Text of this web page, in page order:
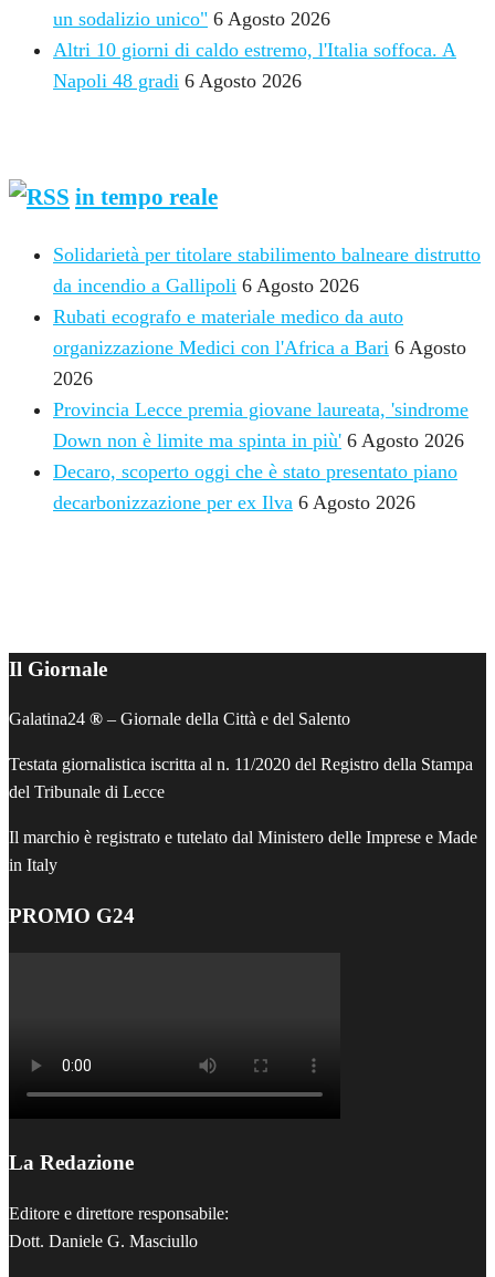
un sodalizio unico" 6 Agosto 2026
Altri 10 giorni di caldo estremo, l'Italia soffoca. A
Napoli 48 gradi 6 Agosto 2026
in tempo reale
Solidarietà per titolare stabilimento balneare distrutto
da incendio a Gallipoli 6 Agosto 2026
Rubati ecografo e materiale medico da auto
organizzazione Medici con l'Africa a Bari 6 Agosto
2026
Provincia Lecce premia giovane laureata, 'sindrome
Down non è limite ma spinta in più' 6 Agosto 2026
Decaro, scoperto oggi che è stato presentato piano
decarbonizzazione per ex Ilva 6 Agosto 2026
Il Giornale
Galatina24 ® – Giornale della Città e del Salento
Testata giornalistica iscritta al n. 11/2020 del Registro della Stampa
del Tribunale di Lecce
Il marchio è registrato e tutelato dal Ministero delle Imprese e Made
in Italy
PROMO G24
La Redazione
Editore e direttore responsabile:
Dott. Daniele G. Masciullo